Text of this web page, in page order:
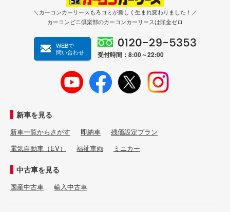
＼カーコンカーリースもろコミが新しく生まれ変わりました！／
カーコンビニ倶楽部のカーコンカーリースは頭金ゼロ
WEBで
問い合わせ
受付時間：8:00～22:00
新車を見る
新車一覧からさがす 即納車
残価設定プラン
電気自動車（EV）
福祉車両 ミニカー
中古車を見る
国産中古車 輸入中古車